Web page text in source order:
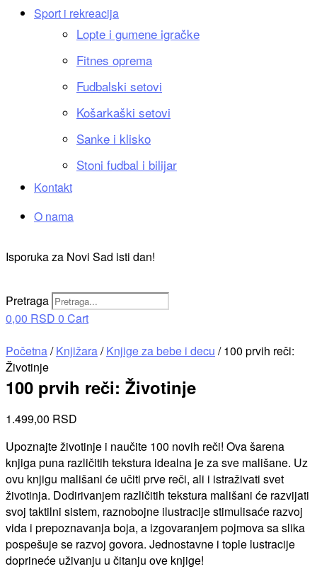
Sport i rekreacija
Lopte i gumene igračke
Fitnes oprema
Fudbalski setovi
Košarkaški setovi
Sanke i klisko
Stoni fudbal i bilijar
Kontakt
O nama
Isporuka za Novi Sad isti dan!
Pretraga
0,00 RSD 0 Cart
Početna/Knjižara/Knjige za bebe i decu / 100 prvih reči:
Životinje
100 prvih reči: Životinje
1.499,00 RSD
Upoznajte životinje i naučite 100 novih reči! Ova šarena
knjiga puna različitih tekstura idealna je za sve mališane. Uz
ovu knjigu mališani će učiti prve reči, ali i istraživati svet
životinja. Dodirivanjem različitih tekstura mališani će razvijati
svoj taktilni sistem, raznobojne ilustracije stimulisaće razvoj
vida i prepoznavanja boja, a izgovaranjem pojmova sa slika
pospešuje se razvoj govora. Jednostavne i tople lustracije
doprineće uživanju u čitanju ove knjige!